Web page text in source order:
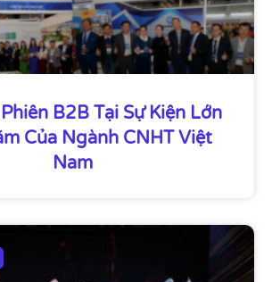
B2B Tại Sự Kiện Lớn
Của Ngành CNHT Việt
Nam